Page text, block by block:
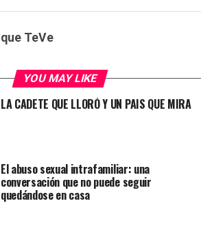
TeVe
YOU MAY LIKE
LA CADETE QUE LLORÓ Y UN PAIS QUE MIRA
El abuso sexual intrafamiliar: una
conversación que no puede seguir
quedándose en casa